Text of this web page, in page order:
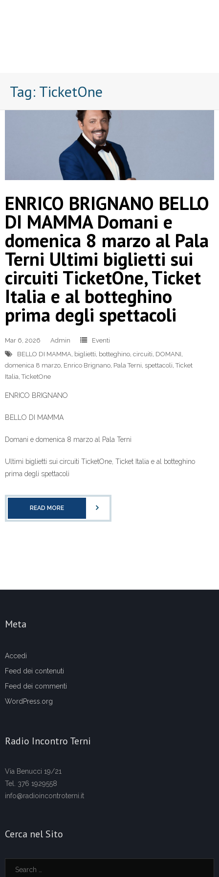
Tag: TicketOne
ENRICO BRIGNANO BELLO
DI MAMMA Domani e
domenica 8 marzo al Pala
Terni Ultimi biglietti sui
circuiti TicketOne, Ticket
Italia e al botteghino
prima degli spettacoli
Mar 6, 2026 Admin
Eventi
BELLO DI MAMMA biglietti botteghino circuiti DOMANI
domenica 8 marzo Enrico Brignano Pala Terni spettacoli ,Ticket
Italia ,TicketOne
ENRICO BRIGNANO
BELLO DI MAMMA
Domani e domenica 8 marzo al Pala Terni
Ultimi biglietti sui circuiti TicketOne, Ticket Italia e al botteghino
prima degli spettacoli
READ MORE
Meta
Accedi
Feed dei contenuti
Feed dei commenti
WordPress.org
Radio Incontro Terni
Via Benucci 19/21
Tel. 376 1929558
info@radioincontroterni.it
Cerca nel Sito